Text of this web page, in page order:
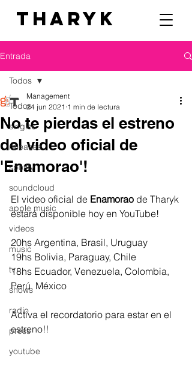
THARYK
Entrada
Todos
singles
releases
spotify
soundcloud
apple music
videos
music
tv
shows
radio
press
youtube
Todos
No te pierdas el estreno
del video oficial de
'Enamorao'!
Management
24 jun 2021 1 min de lectura
El video oficial de Enamorao de Tharyk
estará disponible hoy en YouTube!
20hs Argentina, Brasil, Uruguay
19hs Bolivia, Paraguay, Chile
18hs Ecuador, Venezuela, Colombia,
Perú, México
Activa el recordatorio para estar en el
estreno!!